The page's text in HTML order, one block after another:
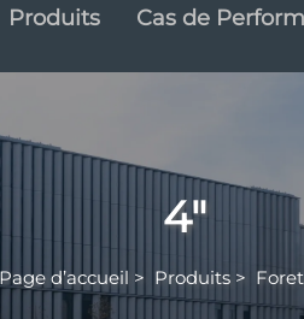
Produits Cas de
4"
Page d’accueil > Produits >